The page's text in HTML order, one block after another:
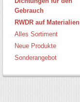
Gebrauch
RWDR auf Materialien
Alles Sortiment
Neue Produkte
Sonderangebot